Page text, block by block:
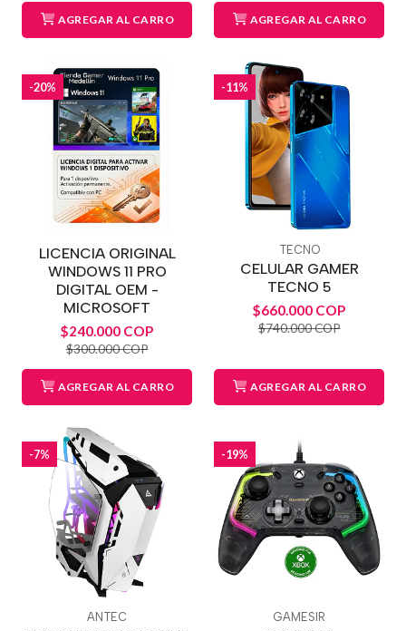
AGREGAR AL CARRO AGREGAR AL CARRO
-20%
LICENCIA ORIGINAL
WINDOWS 11 PRO
DIGITAL OEM -
MICROSOFT
$240.000 COP
$300.000 COP
AGREGAR AL CARRO
-11%
TECNO
CELULAR GAMER
TECNO 5
$660.000 COP
$740.000 COP
AGREGAR AL CARRO
-7%
ANTEC
-19%
GAMESIR